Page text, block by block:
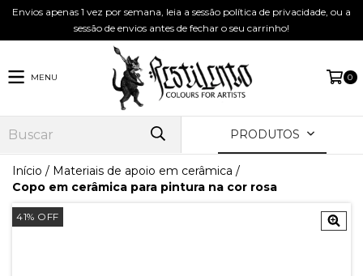
Envios apenas 1 vez por semana, leia a sessão política de privacidade, ou a
sessão de envios antes de fechar o seu carrinho!
MENU 0
PRODUTOS
Início / Materiais de apoio em cerâmica /
Copo em cerâmica para pintura na cor rosa
41% OFF